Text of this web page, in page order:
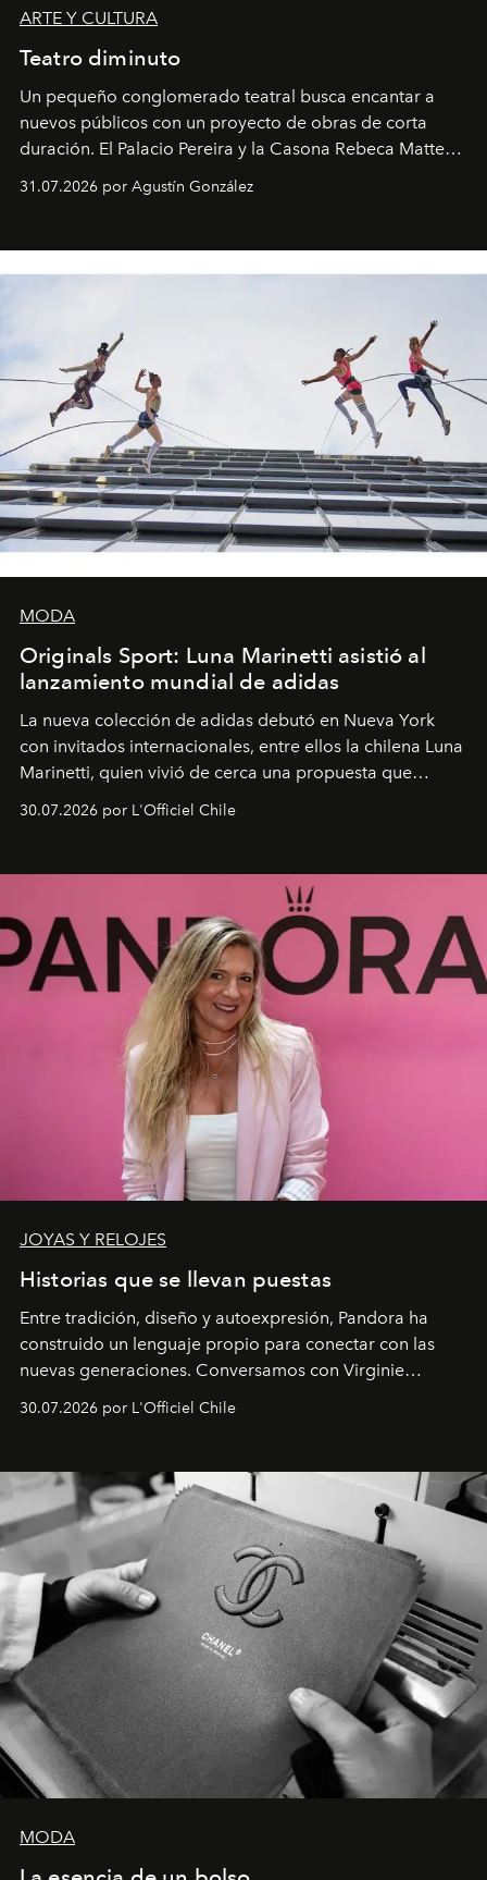
ARTE Y CULTURA
Teatro diminuto
Un pequeño conglomerado teatral busca encantar a
nuevos públicos con un proyecto de obras de corta
duración. El Palacio Pereira y la Casona Rebeca Matte
miniobras. Sus puestas en escena son limpias; ponen el
31.07.2026 por Agustín González
MODA
Originals Sport: Luna Marinetti asistió al
lanzamiento mundial de adidas
La nueva colección de adidas debutó en Nueva York
con invitados internacionales, entre ellos la chilena Luna
Marinetti, quien vivió de cerca una propuesta que
30.07.2026 por L'Officiel Chile
JOYAS Y RELOJES
Historias que se llevan puestas
Entre tradición, diseño y autoexpresión, Pandora ha
construido un lenguaje propio para conectar con las
nuevas generaciones. Conversamos con Virginie
Latinoamérica, sobre identidad, cultura y el valor
30.07.2026 por L'Officiel Chile
MODA